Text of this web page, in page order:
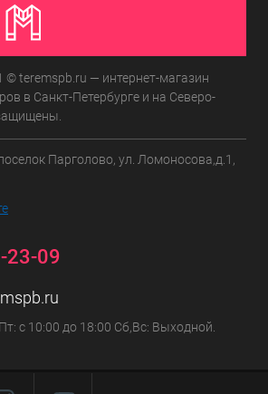
© teremspb.ru — интернет-магазин
в Санкт-Петербурге и на Северо-
Парголово, ул. Ломоносова,д.1,
23-09
с 10:00 до 18:00 Сб,Вс: Выходной.